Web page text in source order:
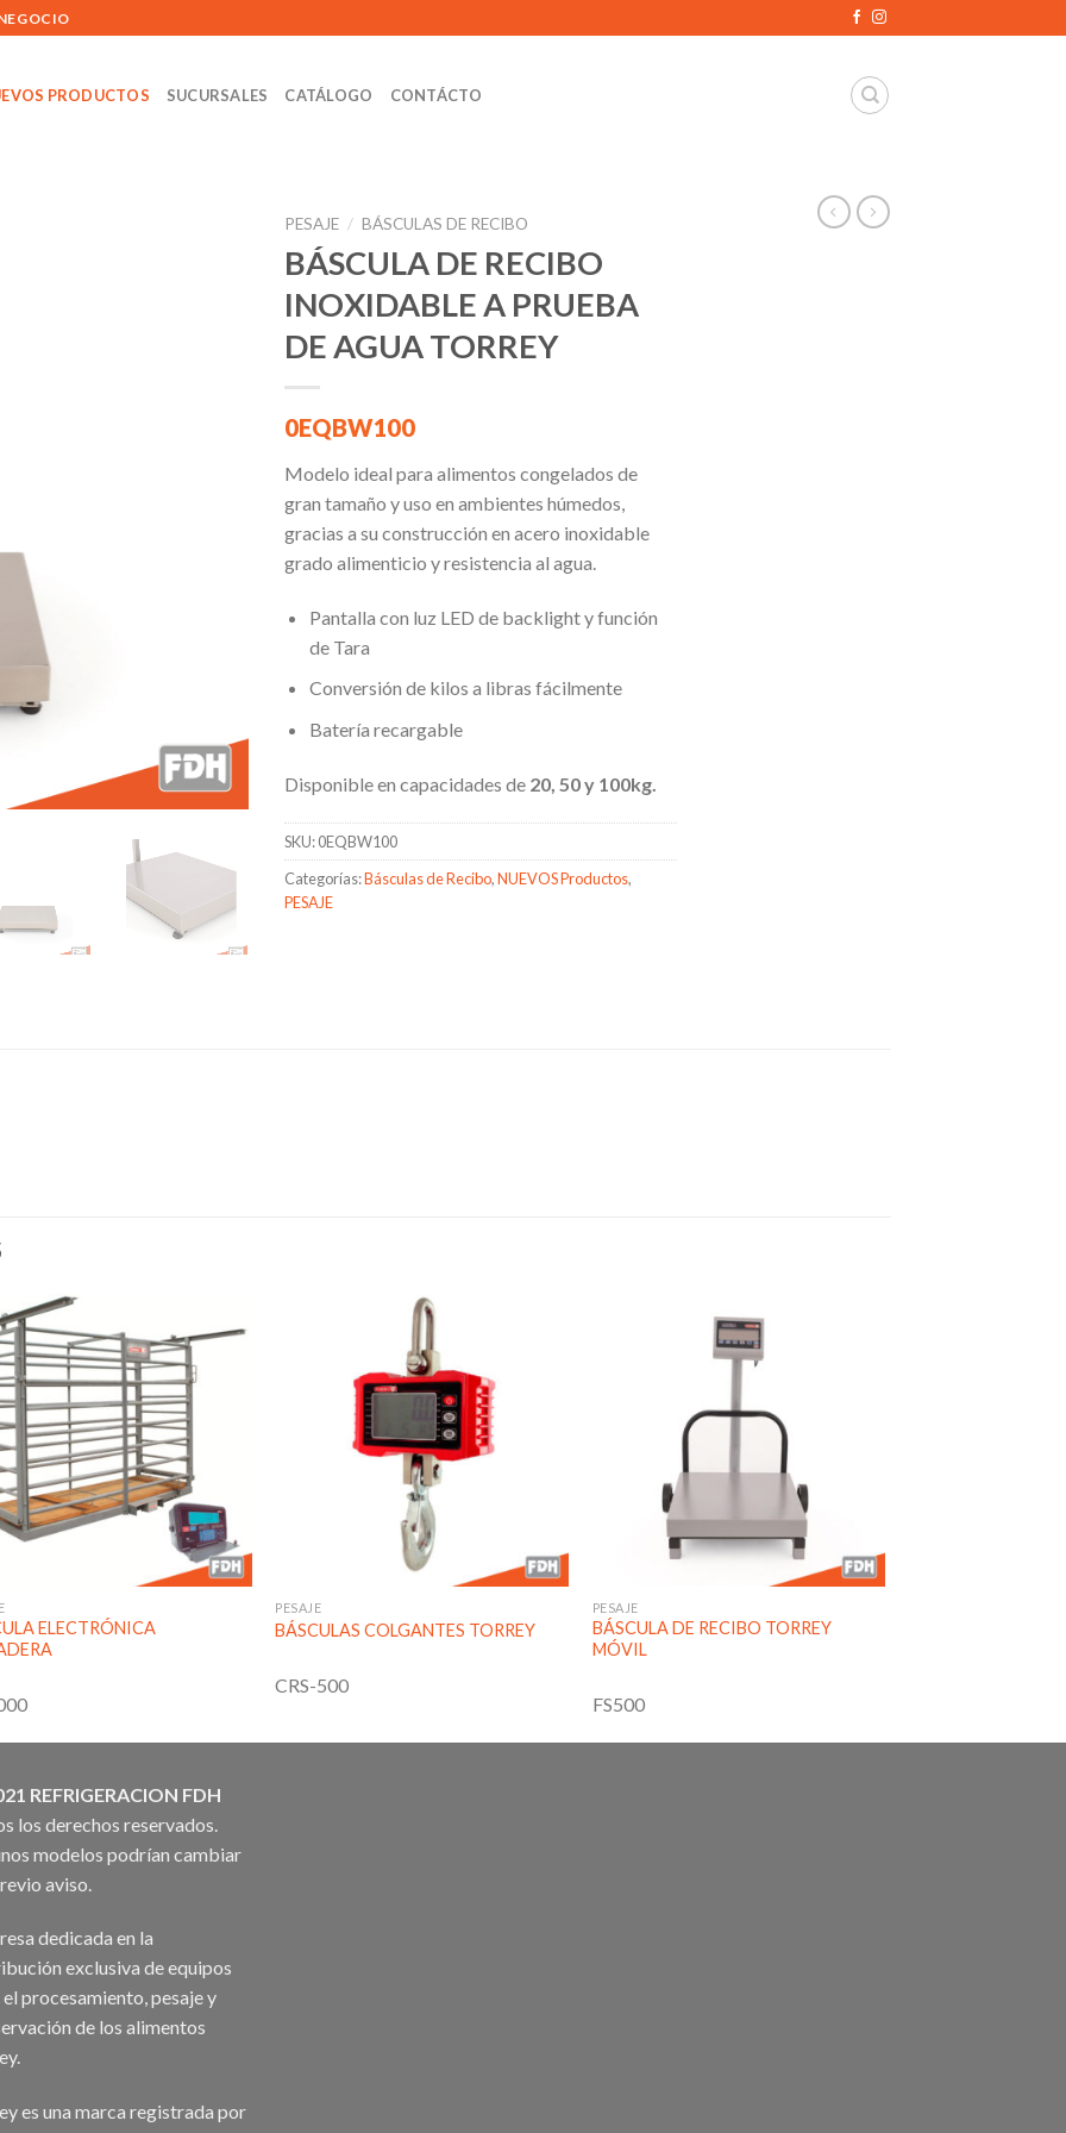
PRODUCTOS SUCURSALES CATÁLOGO CONTÁCTO
PESAJE / BÁSCULAS DE RECIBO
BÁSCULA DE RECIBO
INOXIDABLE A PRUEBA
DE AGUA TORREY
0EQBW100
Modelo ideal para alimentos congelados de
gran tamaño y uso en ambientes húmedos,
gracias a su construcción en acero inoxidable
grado alimenticio y resistencia al agua.
Pantalla con luz LED de backlight y función
de Tara
Conversión de kilos a libras fácilmente
Batería recargable
Disponible en capacidades de 20, 50 y 100kg.
SKU:0EQBW100
Categorías:Básculas de Recibo,NUEVOS Productos,
PESAJE
Añadir
lista de
deseos
ELECTRÓNICA
PESAJE
BÁSCULAS COLGANTES TORREY
CRS-500
PESAJE
BÁSCULA DE RECIBO TORREY
MÓVIL
FS500
REFRIGERACION FDH
los derechos reservados.
modelos podrían cambiar
aviso.
dedicada en la
exclusiva de equipos
procesamiento, pesaje y
de los alimentos
es una marca registrada por